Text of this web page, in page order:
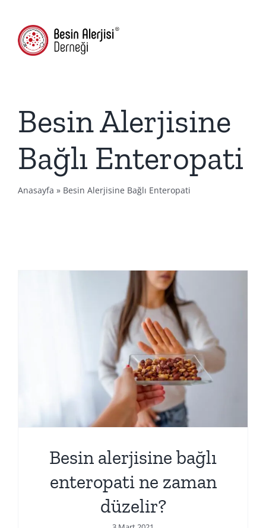
content
Besin
Besin Alerjisine
Bağlı Enteropati
Anasayfa » Besin Alerjisine Bağlı Enteropati
Besin alerjisine bağlı
enteropati ne zaman
düzelir?